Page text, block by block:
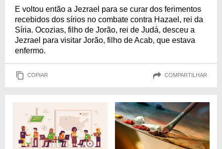
E voltou então a Jezrael para se curar dos ferimentos
recebidos dos sírios no combate contra Hazael, rei da
Síria. Ocozias, filho de Jorão, rei de Judá, desceu a
Jezrael para visitar Jorão, filho de Acab, que estava
enfermo.
COPIAR COMPARTILHAR